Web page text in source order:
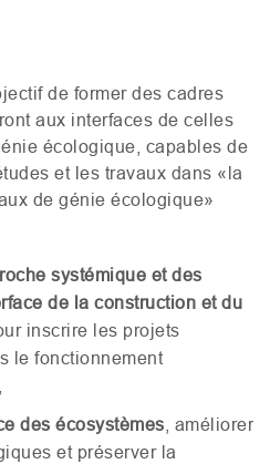
de former des cadres
aux interfaces de celles
écologique, capables de
et les travaux dans «la
de génie écologique»
systémique et des
de la construction et du
inscrire les projets
le fonctionnement
des écosystèmes , améliorer
et préserver la